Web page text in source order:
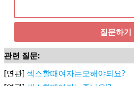
질문하기
관련 질문:
[연관] 섹스할때여자는모해야되요?